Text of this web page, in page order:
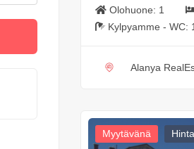
Olohuone: 1
Kylpyamme - WC: 1
Alanya
Myytävänä